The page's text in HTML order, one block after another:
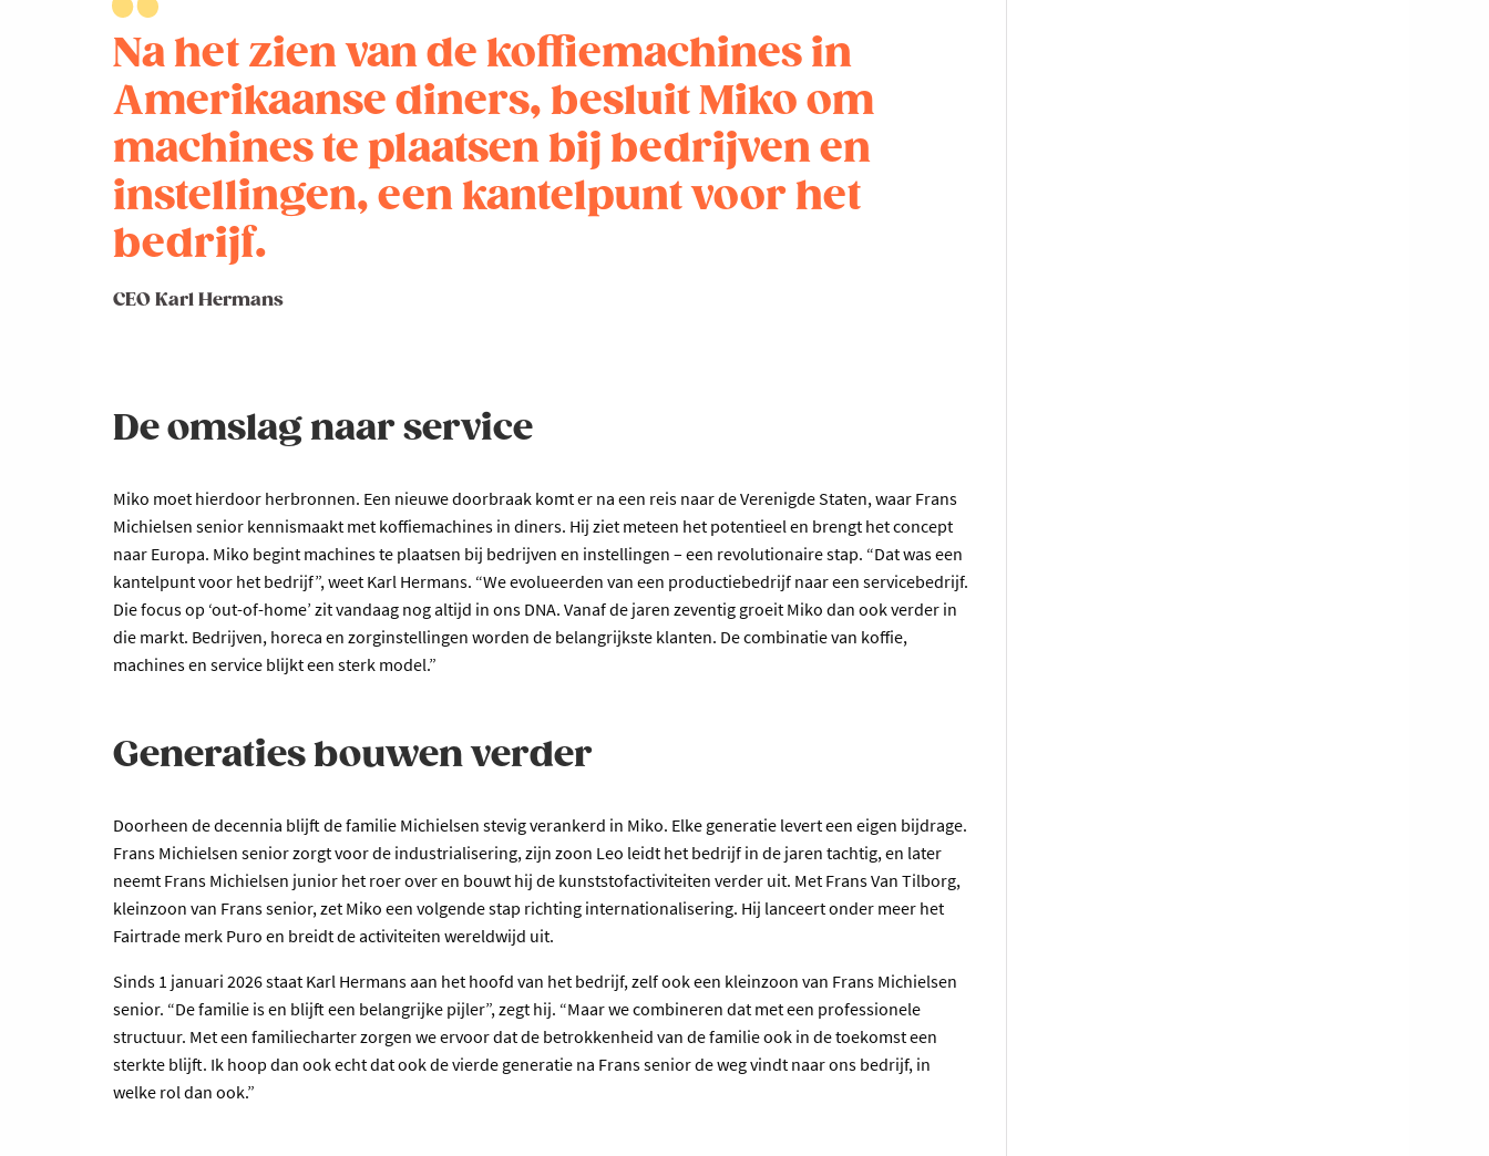
Na het zien van de koffiemachines in
Amerikaanse diners, besluit Miko om
machines te plaatsen bij bedrijven en
instellingen, een kantelpunt voor het
bedrijf.
CEO Karl Hermans
De omslag naar service
Miko moet hierdoor herbronnen. Een nieuwe doorbraak komt er na een reis naar de Verenigde Staten, waar Frans
Michielsen senior kennismaakt met koffiemachines in diners. Hij ziet meteen het potentieel en brengt het concept
naar Europa. Miko begint machines te plaatsen bij bedrijven en instellingen – een revolutionaire stap. “Dat was een
kantelpunt voor het bedrijf”, weet Karl Hermans. “We evolueerden van een productiebedrijf naar een servicebedrijf.
Die focus op ‘out-of-home’ zit vandaag nog altijd in ons DNA. Vanaf de jaren zeventig groeit Miko dan ook verder in
die markt. Bedrijven, horeca en zorginstellingen worden de belangrijkste klanten. De combinatie van koffie,
machines en service blijkt een sterk model.”
Generaties bouwen verder
Doorheen de decennia blijft de familie Michielsen stevig verankerd in Miko. Elke generatie levert een eigen bijdrage.
Frans Michielsen senior zorgt voor de industrialisering, zijn zoon Leo leidt het bedrijf in de jaren tachtig, en later
neemt Frans Michielsen junior het roer over en bouwt hij de kunststofactiviteiten verder uit. Met Frans Van Tilborg,
kleinzoon van Frans senior, zet Miko een volgende stap richting internationalisering. Hij lanceert onder meer het
Fairtrade merk Puro en breidt de activiteiten wereldwijd uit.
Sinds 1 januari 2026 staat Karl Hermans aan het hoofd van het bedrijf, zelf ook een kleinzoon van Frans Michielsen
senior. “De familie is en blijft een belangrijke pijler”, zegt hij. “Maar we combineren dat met een professionele
structuur. Met een familiecharter zorgen we ervoor dat de betrokkenheid van de familie ook in de toekomst een
sterkte blijft. Ik hoop dan ook echt dat ook de vierde generatie na Frans senior de weg vindt naar ons bedrijf, in
welke rol dan ook.”